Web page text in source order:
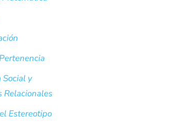
Social y
Relacionales
Estereotipo